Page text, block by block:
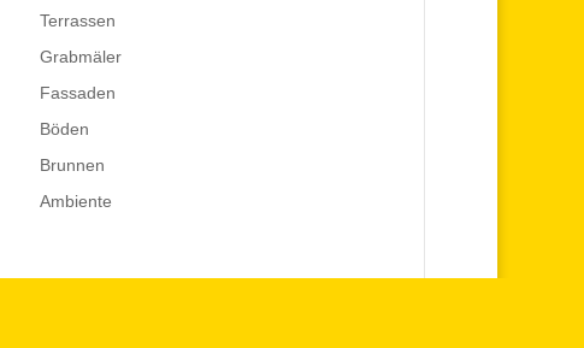
Terrassen
Grabmäler
Fassaden
Böden
Brunnen
Ambiente